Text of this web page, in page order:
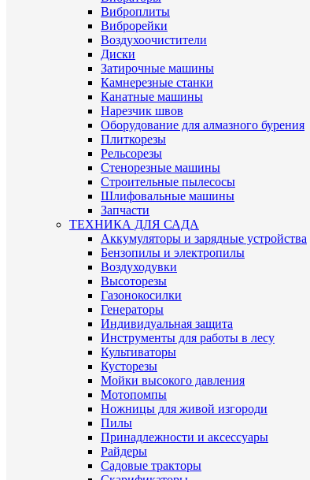
Виброплиты
Виброрейки
Воздухоочистители
Диски
Затирочные машины
Камнерезные станки
Канатные машины
Нарезчик швов
Оборудование для алмазного бурения
Плиткорезы
Рельсорезы
Стенорезные машины
Строительные пылесосы
Шлифовальные машины
Запчасти
ТЕХНИКА ДЛЯ САДА
Аккумуляторы и зарядные устройства
Бензопилы и электропилы
Воздуходувки
Высоторезы
Газонокосилки
Генераторы
Индивидуальная защита
Инструменты для работы в лесу
Культиваторы
Кусторезы
Мойки высокого давления
Мотопомпы
Ножницы для живой изгороди
Пилы
Принадлежности и аксессуары
Райдеры
Садовые тракторы